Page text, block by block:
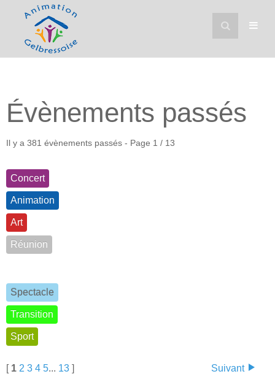
Évènements passés
Il y a 381 évènements passés - Page 1 / 13
Concert
Animation
Art
Réunion
Spectacle
Transition
Sport
Suivant
[ 1 2 3 4 5... 13 ]